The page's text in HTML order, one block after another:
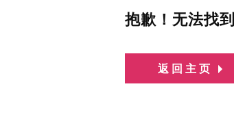
抱歉！无法找
返回主页